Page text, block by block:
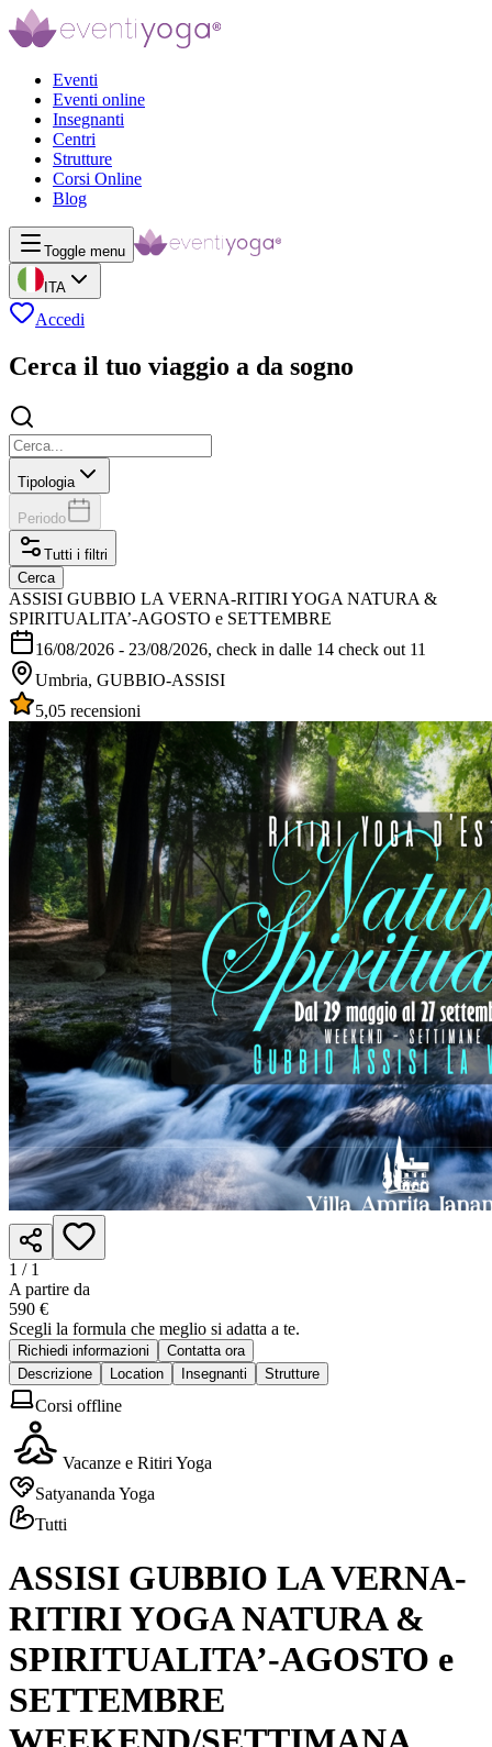
Eventi
Eventi online
Insegnanti
Centri
Strutture
Corsi Online
Blog
Toggle menu
ITA
Accedi
Cerca il tuo viaggio a da sogno
Tipologia
Periodo
Tutti i filtri
Cerca
ASSISI GUBBIO LA VERNA-RITIRI YOGA NATURA &
SPIRITUALITA’-AGOSTO e SETTEMBRE
16/08/2026 - 23/08/2026, check in dalle 14 check out 11
Umbria, GUBBIO-ASSISI
5,05 recensioni
1 / 1
A partire da
590 €
Scegli la formula che meglio si adatta a te.
Richiedi informazioni
Contatta ora
Descrizione
Location Insegnanti Strutture
Corsi offline
Vacanze e Ritiri Yoga
Satyananda Yoga
Tutti
ASSISI GUBBIO LA VERNA-
RITIRI YOGA NATURA &
SPIRITUALITA’-AGOSTO e
SETTEMBRE